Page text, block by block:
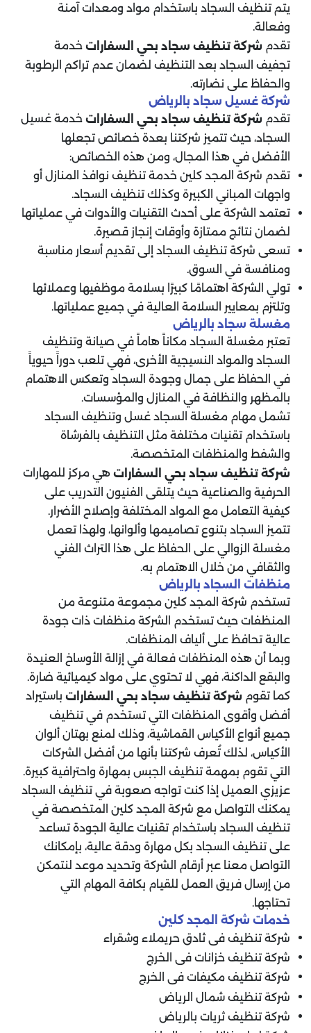
يتم تنظيف السجاد باستخدام مواد ومعدات آمنة
وفعالة.
تقدم شركة تنظيف سجاد بحي السفارات خدمة
تجفيف السجاد بعد التنظيف لضمان عدم تراكم الرطوبة
والحفاظ على نضارته.
شركة غسيل سجاد بالرياض
تقدم شركة تنظيف سجاد بحي السفارات خدمة غسيل
السجاد، حيث تتميز شركتنا بعدة خصائص تجعلها
الأفضل في هذا المجال، ومن هذه الخصائص:
تقدم شركة المجد كلين خدمة تنظيف نوافذ المنازل أو
واجهات المباني الكبيرة وكذلك تنظيف السجاد.
تعتمد الشركة على أحدث التقنيات والأدوات في عملياتها
لضمان نتائج ممتازة وأوقات إنجاز قصيرة.
تسعى شركة تنظيف السجاد إلى تقديم أسعار مناسبة
ومنافسة في السوق.
تولي الشركة اهتمامًا كبيرًا بسلامة موظفيها وعملائها
وتلتزم بمعايير السلامة العالية في جميع عملياتها.
مغسلة سجاد بالرياض
تعتبر مغسلة السجاد مكاناً هاماً في صيانة وتنظيف
السجاد والمواد النسيجية الأخرى، فهي تلعب دوراً حيوياً
في الحفاظ على جمال وجودة السجاد وتعكس الاهتمام
بالمظهر والنظافة في المنازل والمؤسسات.
تشمل مهام مغسلة السجاد غسل وتنظيف السجاد
باستخدام تقنيات مختلفة مثل التنظيف بالفرشاة
والشفط والمنظفات المتخصصة.
شركة تنظيف سجاد بحي السفارات هي مركز للمهارات
الحرفية والصناعية حيث يتلقى الفنيون التدريب على
كيفية التعامل مع المواد المختلفة وإصلاح الأضرار.
تتميز السجاد بتنوع تصاميمها وألوانها، ولهذا تعمل
مغسلة الزوالي على الحفاظ على هذا التراث الفني
والثقافي من خلال الاهتمام به.
منظفات السجاد بالرياض
تستخدم شركة المجد كلين مجموعة متنوعة من
المنظفات حيث تستخدم الشركة منظفات ذات جودة
عالية تحافظ على ألياف المنظفات.
وبما أن هذه المنظفات فعالة في إزالة الأوساخ العنيدة
والبقع الداكنة، فهي لا تحتوي على مواد كيميائية ضارة.
كما تقوم شركة تنظيف سجاد بحي السفارات باستيراد
أفضل وأقوى المنظفات التي تستخدم في تنظيف
جميع أنواع الأكياس القماشية، وذلك لمنع بهتان ألوان
الأكياس، لذلك تُعرف شركتنا بأنها من أفضل الشركات
التي تقوم بمهمة تنظيف الجبس بمهارة واحترافية كبيرة.
عزيزي العميل إذا كنت تواجه صعوبة في تنظيف السجاد
يمكنك التواصل مع شركة المجد كلين المتخصصة في
تنظيف السجاد باستخدام تقنيات عالية الجودة تساعد
على تنظيف السجاد بكل مهارة ودقة عالية، بإمكانك
التواصل معنا عبر أرقام الشركة وتحديد موعد لنتمكن
من إرسال فريق العمل للقيام بكافة المهام التي
تحتاجها.
خدمات شركة المجد كلين
شركة تنظيف فى ثادق حريملاء وشقراء
شركة تنظيف خزانات فى الخرج
شركة تنظيف مكيفات فى الخرج
شركة تنظيف شمال الرياض
شركة تنظيف ثريات بالرياض